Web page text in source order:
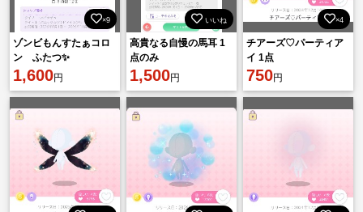
×9
ゾンビもんすたぁコロ
ン ふたつ✨
1,600円
いいね
高貴なる自慢の馬耳 1
点のみ
1,500円
×4
チアーズ♡パーティア
イ 1点
750円